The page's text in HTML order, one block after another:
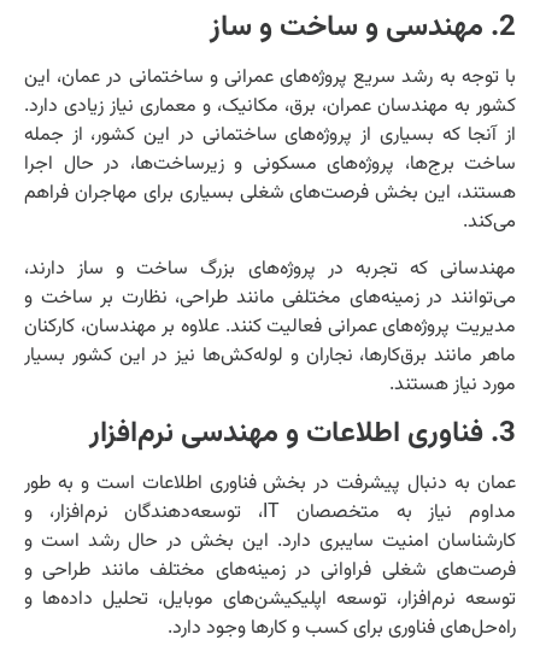
2. مهندسی و ساخت و ساز
با توجه به رشد سریع پروژه‌های عمرانی و ساختمانی در عمان، این
کشور به مهندسان عمران، برق، مکانیک، و معماری نیاز زیادی دارد.
از آنجا که بسیاری از پروژه‌های ساختمانی در این کشور، از جمله
ساخت برج‌ها، پروژه‌های مسکونی و زیرساخت‌ها، در حال اجرا
هستند، این بخش فرصت‌های شغلی بسیاری برای مهاجران فراهم
می‌کند.
مهندسانی که تجربه در پروژه‌های بزرگ ساخت و ساز دارند،
می‌توانند در زمینه‌های مختلفی مانند طراحی، نظارت بر ساخت و
مدیریت پروژه‌های عمرانی فعالیت کنند. علاوه بر مهندسان، کارکنان
ماهر مانند برق‌کارها، نجاران و لوله‌کش‌ها نیز در این کشور بسیار
مورد نیاز هستند.
3. فناوری اطلاعات و مهندسی نرم‌افزار
عمان به دنبال پیشرفت در بخش فناوری اطلاعات است و به طور
مداوم نیاز به متخصصان IT، توسعه‌دهندگان نرم‌افزار، و
کارشناسان امنیت سایبری دارد. این بخش در حال رشد است و
فرصت‌های شغلی فراوانی در زمینه‌های مختلف مانند طراحی و
توسعه نرم‌افزار، توسعه اپلیکیشن‌های موبایل، تحلیل داده‌ها و
راه‌حل‌های فناوری برای کسب و کارها وجود دارد.